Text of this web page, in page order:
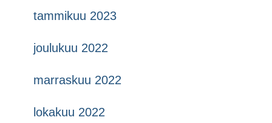
tammikuu 2023
joulukuu 2022
marraskuu 2022
lokakuu 2022